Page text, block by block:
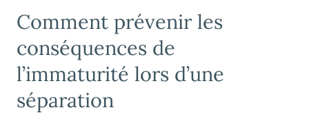
Comment prévenir les
conséquences de
l’immaturité lors d’une
séparation